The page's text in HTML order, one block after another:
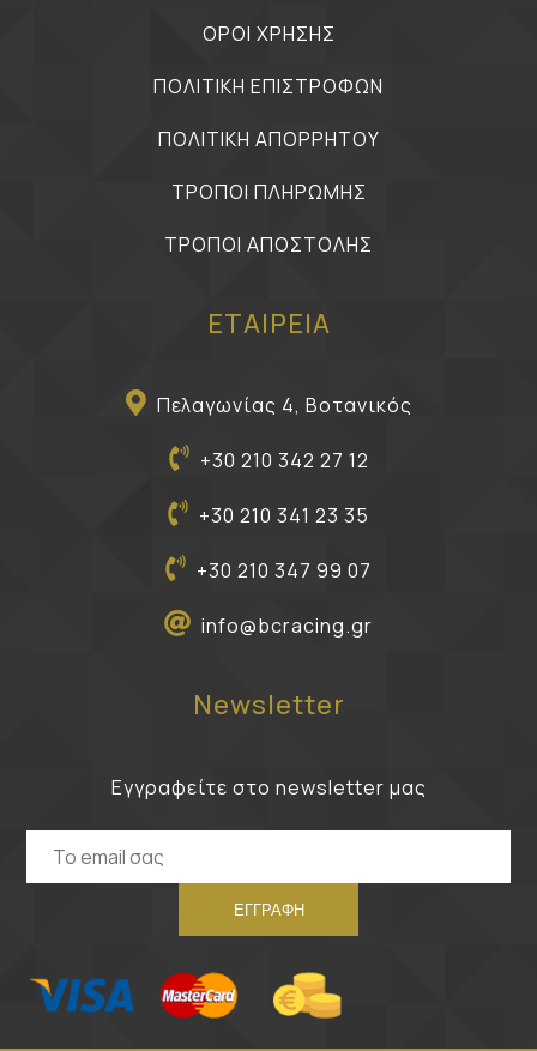
ΟΡΟΙ ΧΡΗΣΗΣ
ΠΟΛΙΤΙΚΗ ΕΠΙΣΤΡΟΦΩΝ
ΠΟΛΙΤΙΚΗ ΑΠΟΡΡΗΤΟΥ
ΤΡΟΠΟΙ ΠΛΗΡΩΜΗΣ
ΤΡΟΠΟΙ ΑΠΟΣΤΟΛΗΣ
ΕΤΑΙΡΕΙΑ
Πελαγωνίας 4, Βοτανικός
+30 210 342 27 12
+30 210 341 23 35
+30 210 347 99 07
info@bcracing.gr
Newsletter
Εγγραφείτε στο newsletter μας